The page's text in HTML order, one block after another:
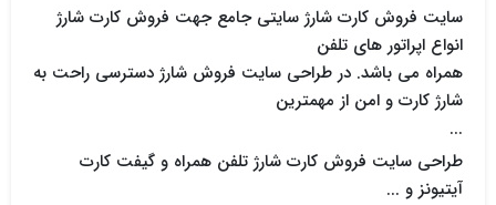
سایت فروش کارت شارژ سایتی جامع جهت فروش کارت شارژ
انواع اپراتور های تلفن
همراه می باشد. در طراحی سایت فروش شارژ دسترسی راحت به
شارژ کارت و امن از مهمترین
...
طراحی سایت فروش کارت شارژ تلفن همراه و گیفت کارت
آیتیونز و ...